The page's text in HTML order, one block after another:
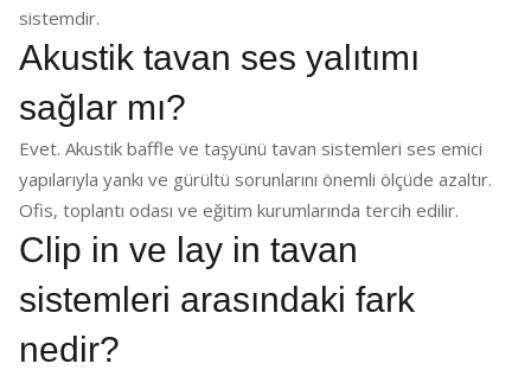
sistemdir.
Akustik tavan ses yalıtımı
sağlar mı?
Evet. Akustik baffle ve taşyünü tavan sistemleri ses emici
yapılarıyla yankı ve gürültü sorunlarını önemli ölçüde azaltır.
Ofis, toplantı odası ve eğitim kurumlarında tercih edilir.
Clip in ve lay in tavan
sistemleri arasındaki fark
nedir?